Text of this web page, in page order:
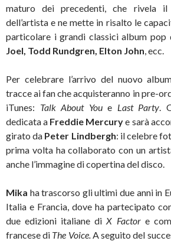
maturo dei precedenti, che rivela
dell’artista e ne mette in risalto le
particolare i grandi classici album pop
Joel, Todd Rundgren, Elton John , ecc.
Per celebrare l’arrivo del nuovo
tracce ai fan che acquisteranno in pre-
iTunes: Talk About Youe Last Party .
dedicata a Freddie Mercurye sarà
girato da Peter Lindbergh: il celebre
prima volta ha collaborato con un
anche l’immagine di copertina del disco.
Mika ha trascorso gli ultimi due anni in
Italia e Francia, dove ha partecipato
due edizioni italiane di X Factore
francese di The Voice. A seguito del